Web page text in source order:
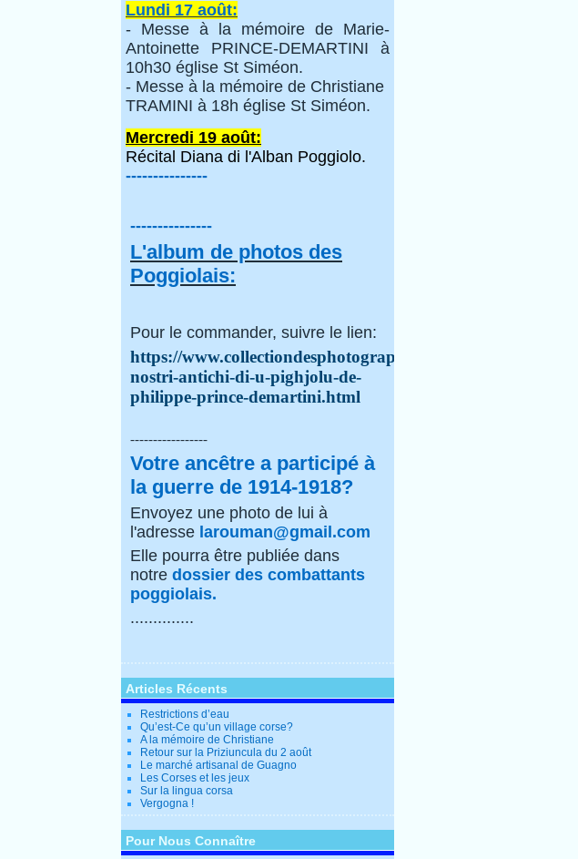
Lundi 17 août:
- Messe à la mémoire de Marie-
Antoinette PRINCE-DEMARTINI à
10h30 église St Siméon.
- Messe à la mémoire de Christiane
TRAMINI à 18h église St Siméon.
Mercredi 19 août:
Récital Diana di l'Alban Poggiolo.
---------------
---------------
L'album de photos des
Poggiolais:
Pour le commander, suivre le lien:
https://www.collectiondesphotographes.com/i-
nostri-antichi-di-u-pighjolu-de-
philippe-prince-demartini.html
-----------------
Votre ancêtre a participé à
la guerre de 1914-1918?
Envoyez une photo de lui à
l'adresse larouman@gmail.com
Elle pourra être publiée dans
notre dossier des combattants
poggiolais.
..............
Articles Récents
Restrictions d’eau
Qu’est-Ce qu’un village corse?
A la mémoire de Christiane
Retour sur la Priziuncula du 2 août
Le marché artisanal de Guagno
Les Corses et les jeux
Sur la lingua corsa
Vergogna !
Pour Nous Connaître